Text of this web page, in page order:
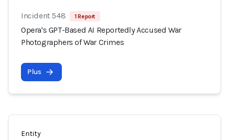
Incident 548 1 Report
Opera's GPT-Based AI Reportedly Accused War
Photographers of War Crimes
Plus
Entity